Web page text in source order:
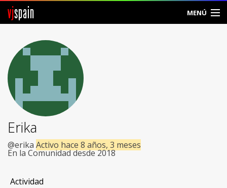
vjspain MENÚ
Foros
Noticias
Vjspain
Ayuda
Contacto
Entrar
Erika
@erika Activo hace 8 años, 3 meses
En la Comunidad desde 2018
Actividad